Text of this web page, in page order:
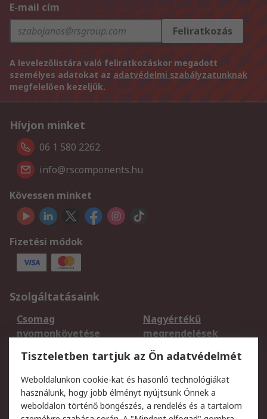
E-mail cím
Feliratkozás
A levelezőlistára való feliratkozáskor megadott
személyes adatokat az adatvédelmi szabályzatunknak
megfelelően kezeljük.
Hívjon minket
06 1 580 2262
info@rscomponents.hu
Kövessen minket
Fizetési módok
Szolgáltatásaink
Csomag
nyomonkövetése
Nagyértékű
megrendelések
Regisztráció
Szállítás
Termékvisszaküldés
Szolgáltatások
Jogi
Tiszteletben tartjuk az Ön adatvédelmét
Weboldalunkon cookie-kat és hasonló technológiákat
használunk, hogy jobb élményt nyújtsunk Önnek a
weboldalon történő böngészés, a rendelés és a tartalom